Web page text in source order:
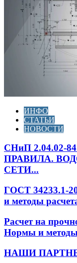
ИНФО
СТАТЬИ
НОВОСТИ
СНиП
ПРАВИЛА.
СЕТИ...
ГОСТ 34233.1-
и методы
Расчет на
Нормы и методы
НАШИ